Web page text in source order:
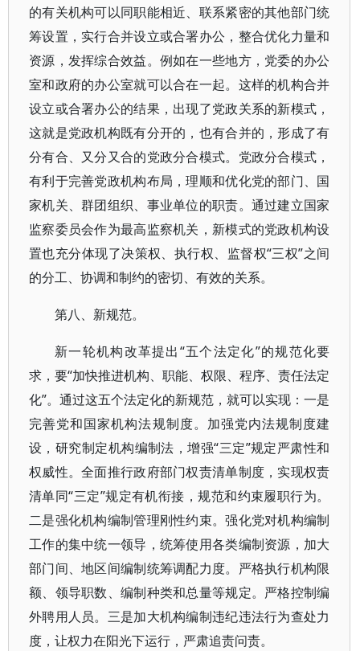
的有关机构可以同职能相近、联系紧密的其他部门统
筹设置，实行合并设立或合署办公，整合优化力量和
资源，发挥综合效益。例如在一些地方，党委的办公
室和政府的办公室就可以合在一起。这样的机构合并
设立或合署办公的结果，出现了党政关系的新模式，
这就是党政机构既有分开的，也有合并的，形成了有
分有合、又分又合的党政分合模式。党政分合模式，
有利于完善党政机构布局，理顺和优化党的部门、国
家机关、群团组织、事业单位的职责。通过建立国家
监察委员会作为最高监察机关，新模式的党政机构设
置也充分体现了决策权、执行权、监督权“三权”之间
的分工、协调和制约的密切、有效的关系。
第八、新规范。
新一轮机构改革提出“五个法定化”的规范化要
求，要“加快推进机构、职能、权限、程序、责任法定
化”。通过这五个法定化的新规范，就可以实现：一是
完善党和国家机构法规制度。加强党内法规制度建
设，研究制定机构编制法，增强“三定”规定严肃性和
权威性。全面推行政府部门权责清单制度，实现权责
清单同“三定”规定有机衔接，规范和约束履职行为。
二是强化机构编制管理刚性约束。强化党对机构编制
工作的集中统一领导，统筹使用各类编制资源，加大
部门间、地区间编制统筹调配力度。严格执行机构限
额、领导职数、编制种类和总量等规定。严格控制编
外聘用人员。三是加大机构编制违纪违法行为查处力
度，让权力在阳光下运行，严肃追责问责。